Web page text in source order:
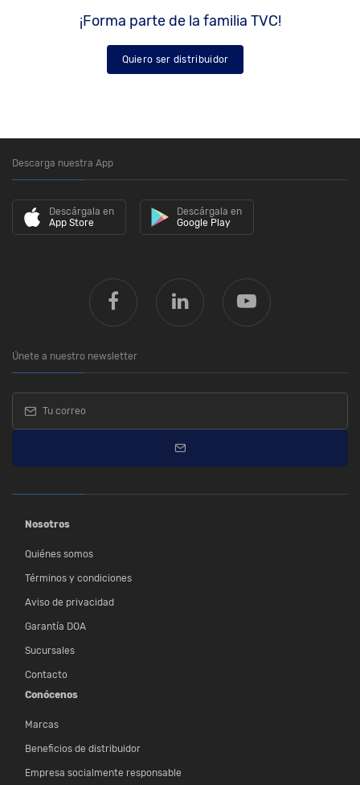
¡Forma parte de la familia TVC!
Quiero ser distribuidor
Descarga nuestra App
Descárgala en
App Store
Descárgala en
Google Play
Únete a nuestro newsletter
Nosotros
Quiénes somos
Términos y condiciones
Aviso de privacidad
Garantía DOA
Sucursales
Contacto
Conócenos
Marcas
Beneficios de distribuidor
Empresa socialmente responsable